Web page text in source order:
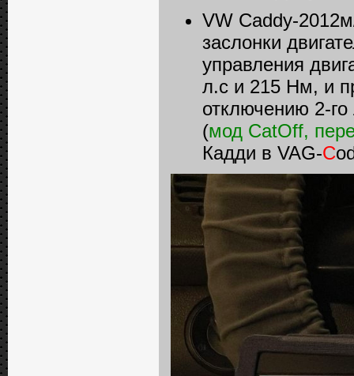
VW Caddy-
заслонки
управления
л.с и 215 Нм, и
отключению 2-го
(мод CatOff,
Кадди в VAG-C